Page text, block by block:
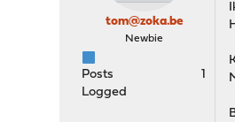
tom@zoka.be
Newbie
Posts
1
Logged